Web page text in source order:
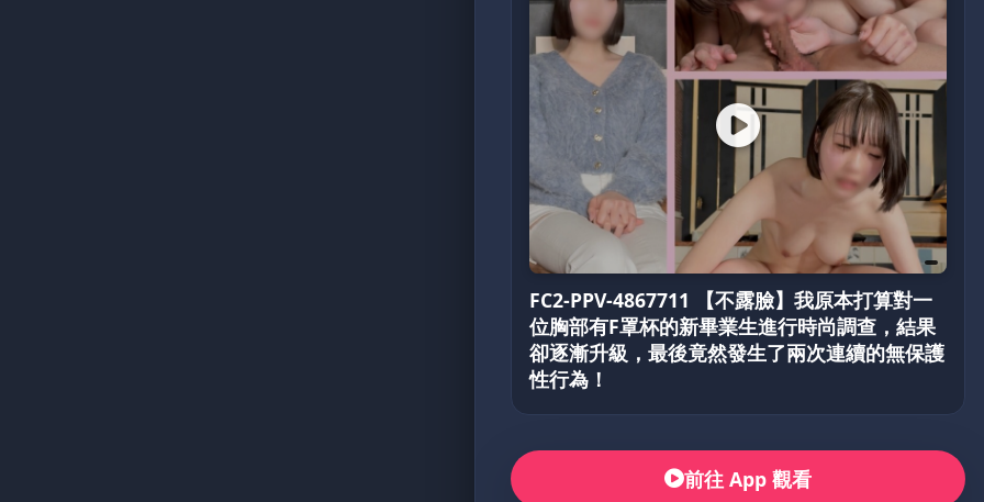
FC2-PPV-4867711 【不露臉】我原本打算對一
位胸部有F罩杯的新畢業生進行時尚調查，結果
卻逐漸升級，最後竟然發生了兩次連續的無保護
性行為！
前往 App 觀看